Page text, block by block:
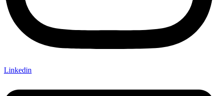
Linkedin